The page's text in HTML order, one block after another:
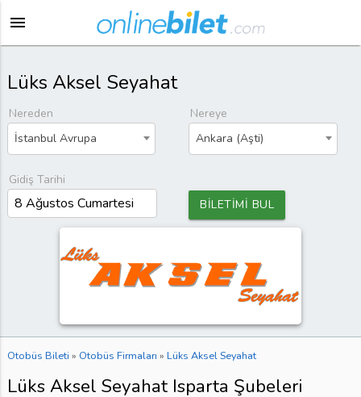
menu
Lüks Aksel Seyahat
Nereden
İstanbul Avrupa
Nereye
Ankara (Aşti)
Gidiş Tarihi
BİLETİMİ BUL
Otobüs Bileti » Otobüs Firmaları » Lüks Aksel Seyahat
Lüks Aksel Seyahat Isparta Şubeleri